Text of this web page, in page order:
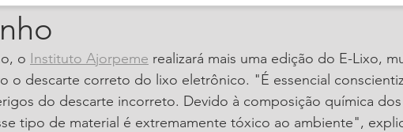
o Instituto Ajorpeme realizará mais uma edição do E-Lixo,
o descarte correto do lixo eletrônico. "É essencial
do descarte incorreto. Devido à composição química dos
tipo de material é extremamente tóxico ao ambiente",